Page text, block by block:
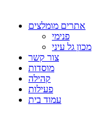
אתרים מומלצים
פנימי
מכון גל עיני
צור קשר
מוסדות
קהילה
פעילות
עמוד בית